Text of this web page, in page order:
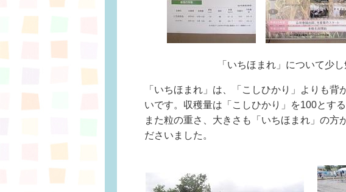
「いちほまれ」について少し
「いちほまれ」は、「こしひかり」よりも背
いです。収穫量は「こしひかり」を100とす
また粒の重さ、大きさも「いちほまれ」の方
ださいました。